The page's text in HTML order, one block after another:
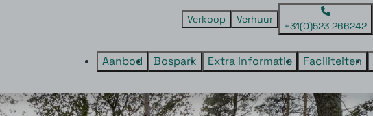
Verkoop Verhuur
+31(0)523 266242
Aanbod Bospark Extra informatie Faciliteiten